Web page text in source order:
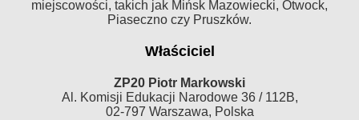
miejscowości, takich jak Mińsk Mazowiecki, Otwock,
Piaseczno czy Pruszków.
Właściciel
ZP20 Piotr Markowski
Al. Komisji Edukacji Narodowe 36 / 112B,
02-797 Warszawa, Polska